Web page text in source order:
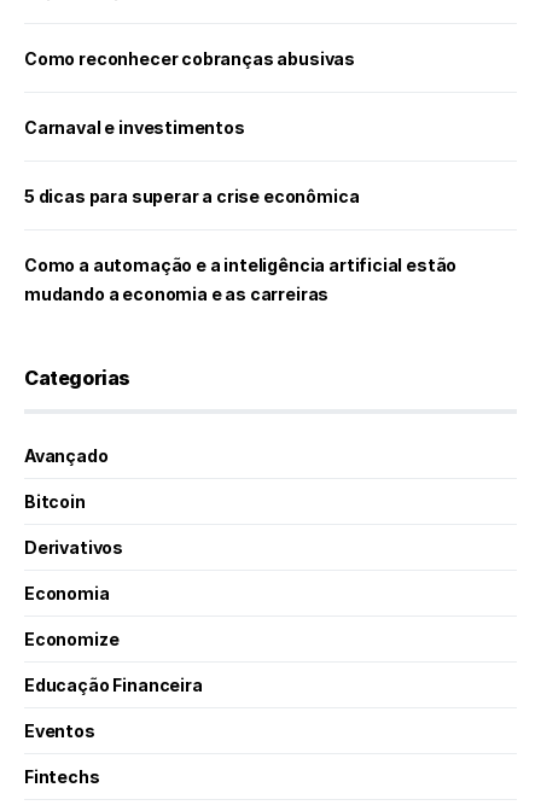
Como reconhecer cobranças abusivas
Carnaval e investimentos
5 dicas para superar a crise econômica
Como a automação e a inteligência artificial estão
mudando a economia e as carreiras
Categorias
Avançado
Bitcoin
Derivativos
Economia
Economize
Educação Financeira
Eventos
Fintechs